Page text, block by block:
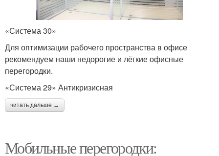
«Система 30»
Для оптимизации рабочего пространства в офисе
рекомендуем наши недорогие и лёгкие офисные
перегородки.
«Система 29» Антикризисная
читать дальше →
Мобильные перегородки: